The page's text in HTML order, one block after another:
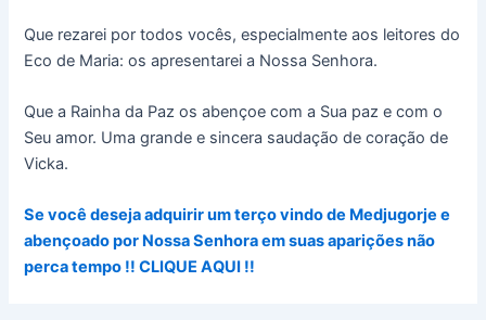
Que rezarei por todos vocês, especialmente aos leitores do
Eco de Maria: os apresentarei a Nossa Senhora.
Que a Rainha da Paz os abençoe com a Sua paz e com o
Seu amor. Uma grande e sincera saudação de coração de
Vicka.
Se você deseja adquirir um terço vindo de Medjugorje e
abençoado por Nossa Senhora em suas aparições não
perca tempo !! CLIQUE AQUI !!